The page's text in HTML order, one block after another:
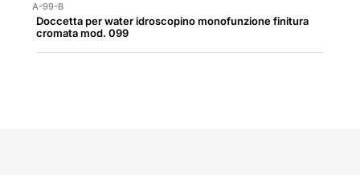
A-99-B
Doccetta per water idroscopino monofunzione finitura
cromata mod. 099